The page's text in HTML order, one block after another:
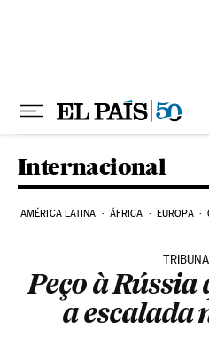
Internacional
AMÉRICA LATINA ÁFRICA EUROPA
TRIBUNA
Peço à Rússia
a escalada